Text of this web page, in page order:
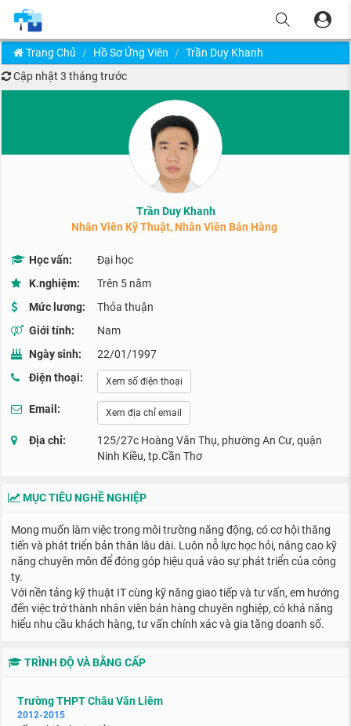
Trang Chủ Hồ Sơ Ứng Viên
Trần Duy Khanh
Cập nhật 3 tháng trước
Trần Duy Khanh
Nhân Viên Kỹ Thuật, Nhân Viên Bán Hàng
Học vấn:
Đại học
K.nghiệm:
Trên 5 năm
Mức lương:
Thỏa thuận
Giới tính:
Nam
Ngày sinh:
22/01/1997
Điện thoại:
Xem số điện thoại
Email: Xem địa chỉ email
Địa chỉ:
125/27c Hoàng Văn Thụ, phường An Cư, quận
Ninh Kiều, tp.Cần Thơ
MỤC TIÊU NGHỀ NGHIỆP
Mong muốn làm việc trong môi trường năng động, có cơ hội thăng
tiến và phát triển bản thân lâu dài. Luôn nỗ lực học hỏi, nâng cao kỹ
năng chuyên môn để đóng góp hiệu quả vào sự phát triển của công
ty.
Với nền tảng kỹ thuật IT cùng kỹ năng giao tiếp và tư vấn, em hướng
đến việc trở thành nhân viên bán hàng chuyên nghiệp, có khả năng
hiểu nhu cầu khách hàng, tư vấn chính xác và gia tăng doanh số.
TRÌNH ĐỘ VÀ BẰNG CẤP
Trường THPT Châu Văn Liêm
2012-2015